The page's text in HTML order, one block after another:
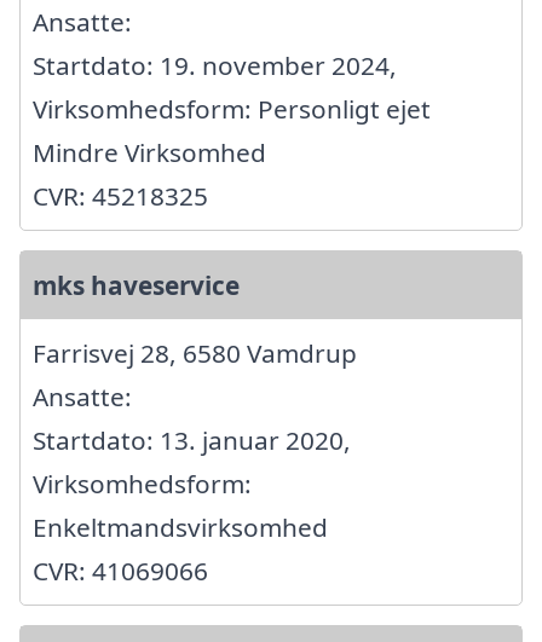
Ansatte:
Startdato: 19. november 2024,
Virksomhedsform: Personligt ejet
Mindre Virksomhed
CVR: 45218325
mks haveservice
Farrisvej 28, 6580 Vamdrup
Ansatte:
Startdato: 13. januar 2020,
Virksomhedsform:
Enkeltmandsvirksomhed
CVR: 41069066